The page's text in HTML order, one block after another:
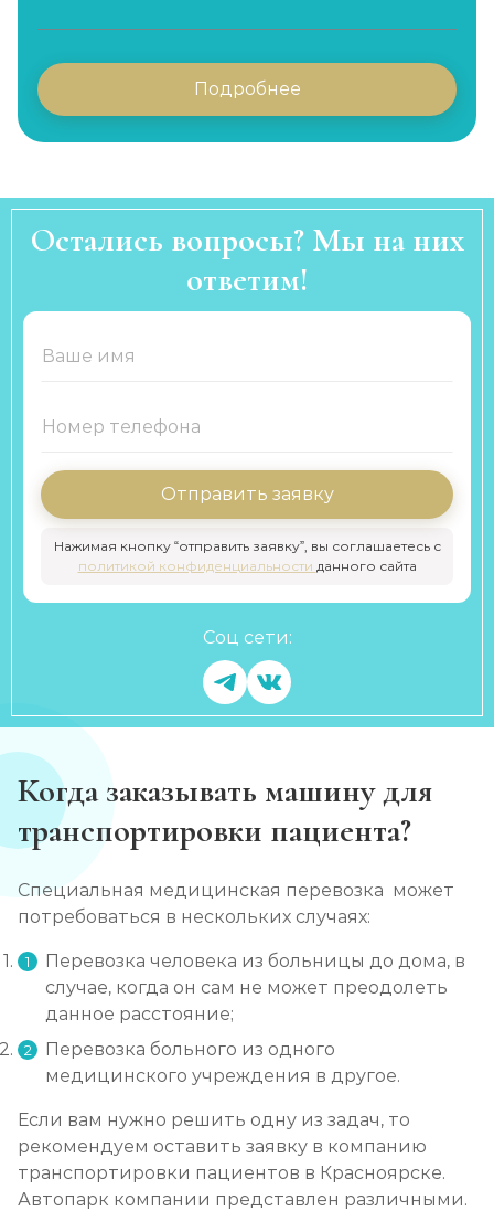
Подробнее
Остались вопросы? Мы на них
ответим!
Отправить заявку
Нажимая кнопку “отправить заявку”, вы соглашаетесь с
политикой конфиденциальности данного сайта
Соц сети:
Когда заказывать машину для
транспортировки пациента?
Специальная медицинская перевозка может
потребоваться в нескольких случаях:
Перевозка человека из больницы до дома, в
случае, когда он сам не может преодолеть
данное расстояние;
Перевозка больного из одного
медицинского учреждения в другое.
Если вам нужно решить одну из задач, то
рекомендуем оставить заявку в компанию
транспортировки пациентов в Красноярске.
Автопарк компании представлен различными.